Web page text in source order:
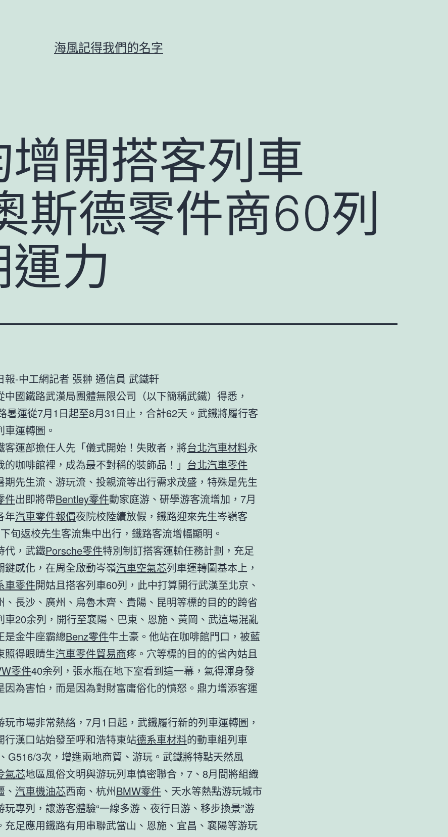
海風記得我們的名字
開搭客列車
斯德零件商60列
力
報-中工網記者 張翀 通信員 武鐵軒
中國鐵路武漢局團體無限公司（以下簡稱武鐵）得悉，
暑運從7月1日起至8月31日止，合計62天。武鐵將履行客
運轉圖。
客運部擔任人先「儀式開始！失敗者，將台北汽車材料永
咖啡館裡，成為最不對稱的裝飾品！」 台北汽車零件
期先生流、游玩流、投親流等出行需求茂盛，特殊是先生
件出即將帶Bentley零件動家庭游、研學游客流增加，7月
年汽車零件報價夜院校陸續放假，鐵路迎來先生岑嶺客
旬返校先生客流集中出行，鐵路客流增幅顯明。
代，武鐵Porsche零件特別制訂搭客運輸任務計劃，充足
鍵感化，在周全啟動岑嶺汽車空氣芯列車運轉圖基本上，
車零件開姑且搭客列車60列，此中打算開行武漢至北京、
、長沙、廣州、烏魯木齊、貴陽、昆明等標的目的的跨省
車20余列，開行至襄陽、巴東、恩施、黃岡、武這場混亂
是金牛座霸總Benz零件牛土豪。他站在咖啡館門口，被藍
照得眼睛生汽車零件貿易商疼。穴等標的目的的省內姑且
零件40余列，張水瓶在地下室看到這一幕，氣得渾身發
因為害怕，而是因為對財富庸俗化的憤怒。鼎力增添客運
玩市場非常熱絡，7月1日起，武鐵履行新的列車運轉圖，
行漢口站始發至呼和浩特東站德系車材料的動車組列車
G516/3次，增進兩地商貿、游玩。武鐵將特點天然風
氣芯地區風俗文明與游玩列車慎密聯合，7、8月間將組織
汽車機油芯西南、杭州BMW零件 、天水等熱點游玩城市
玩專列，讓游客體驗“一線多游、夜行日游、移步換景”游
充足應用鐵路有用串聯武當山、恩施、宜昌、襄陽等游玩